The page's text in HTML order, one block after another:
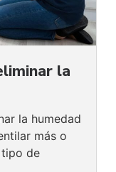
la
la humedad
más o
tipo de